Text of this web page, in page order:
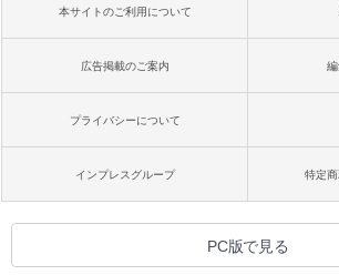
本サイトのご利用について
広告掲載のご案内
プライバシーについて
インプレスグループ 特定
PC版で見る